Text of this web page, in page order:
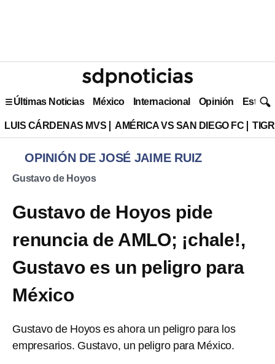
Últimas Noticias México Internacional Opinión Estilo
LUIS CÁRDENAS MVS AMÉRICA VS SAN DIEGO FC
OPINIÓN DE JOSÉ JAIME RUIZ
Gustavo de Hoyos
Gustavo de Hoyos pide
renuncia de AMLO; ¡chale!,
Gustavo es un peligro para
México
Gustavo de Hoyos es ahora un peligro para los
empresarios. Gustavo, un peligro para México.